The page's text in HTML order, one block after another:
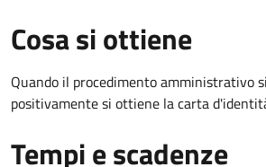
Cosa si ottiene
Quando il procedimento amministrativo
positivamente si ottiene la carta
Tempi e scadenze